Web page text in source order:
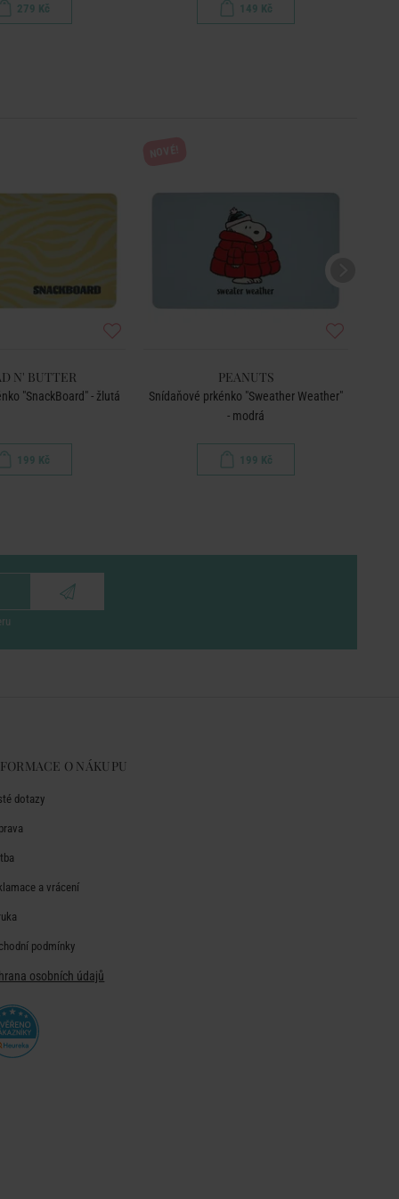
279 Kč 149 Kč
N' BUTTER
"SnackBoard" - žlutá
199 Kč
PEANUTS
Snídaňové prkénko "Sweather Weather"
- modrá
199 Kč
O NÁKUPU
dotazy
a vrácení
podmínky
osobních údajů